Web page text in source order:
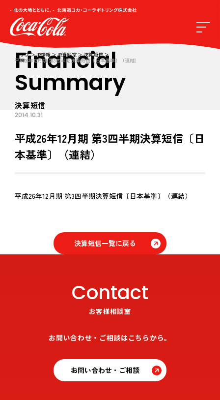
トップ IR情報 IR資料室
決算短信
平成26年12月期 第3四半期決算短信〔日本基準〕（連結）
Financial
Summary
決算短信
2014.10.31
平成26年12月期 第3四半期決算短信〔日
本基準〕（連結）
平成26年12月期 第3四半期決算短信〔日本基準〕（連結）
決算短信一覧に戻る
Contact
お客様相談室
お問い合わせ・ご相談はこちらから。
お問い合わせ・ご相談